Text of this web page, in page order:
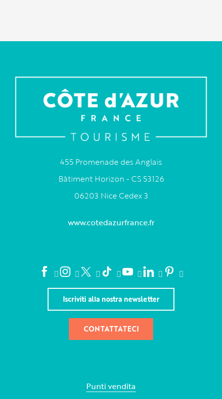
455 Promenade des Anglais
Bâtiment Horizon - CS 53126
06203 Nice Cedex 3
www.cotedazurfrance.fr
Iscriviti alla nostra newsletter
CONTATTATECI
Punti vendita